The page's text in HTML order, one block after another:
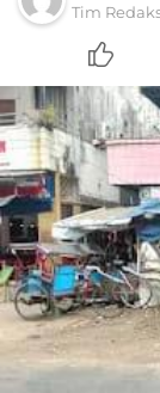
Tim